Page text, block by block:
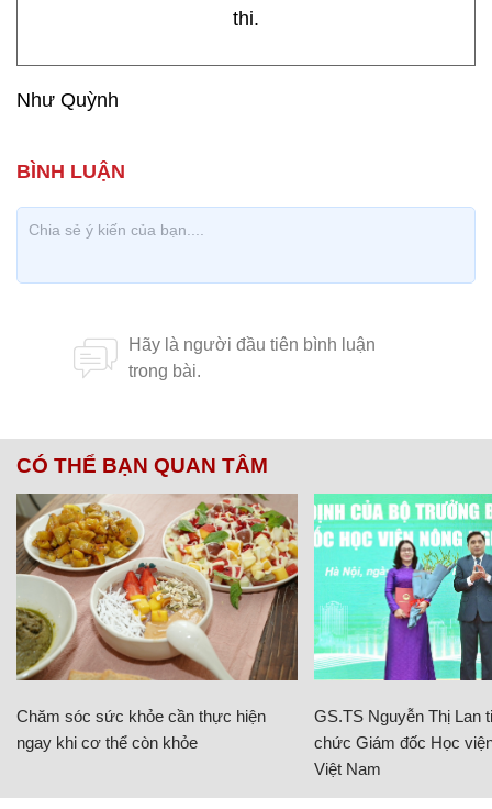
thi.
Như Quỳnh
CÓ THỂ BẠN QUAN TÂM
Chăm sóc sức khỏe cần thực hiện
ngay khi cơ thể còn khỏe
GS.TS Nguyễn Thị Lan
chức Giám đốc Học
Việt Nam